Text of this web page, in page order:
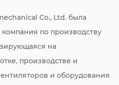
Co., Ltd. была
компания по производству
на
производстве и
и оборудования